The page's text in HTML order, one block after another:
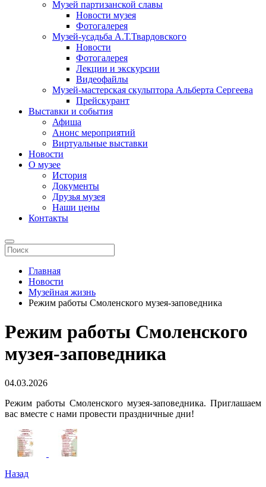
Музей партизанской славы
Новости музея
Фотогалерея
Музей-усадьба А.Т.Твардовского
Новости
Фотогалерея
Лекции и экскурсии
Видеофайлы
Музей-мастерская скульптора Альберта Сергеева
Прейскурант
Выставки и события
Афиша
Анонс мероприятий
Виртуальные выставки
Новости
О музее
История
Документы
Друзья музея
Наши цены
Контакты
Главная
Новости
Музейная жизнь
Режим работы Смоленского музея-заповедника
Режим работы Смоленского
музея-заповедника
04.03.2026
Режим работы Смоленского музея-заповедника. Приглашаем
вас вместе с нами провести праздничные дни!
Назад